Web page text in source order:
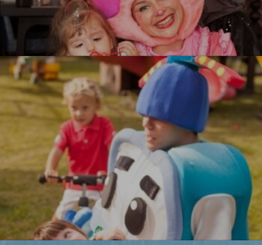
УЗНАТЬ БОЛЬШЕ
Свинка Пеппа
Робокары
Новинка!
УЗНАТЬ БОЛЬШЕ
Бременские музыканты